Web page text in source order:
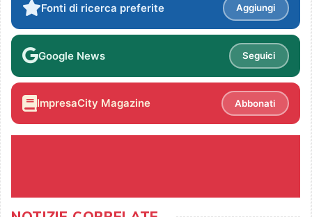
Fonti di ricerca preferite Aggiungi
Google News Seguici
ImpresaCity Magazine Abbonati